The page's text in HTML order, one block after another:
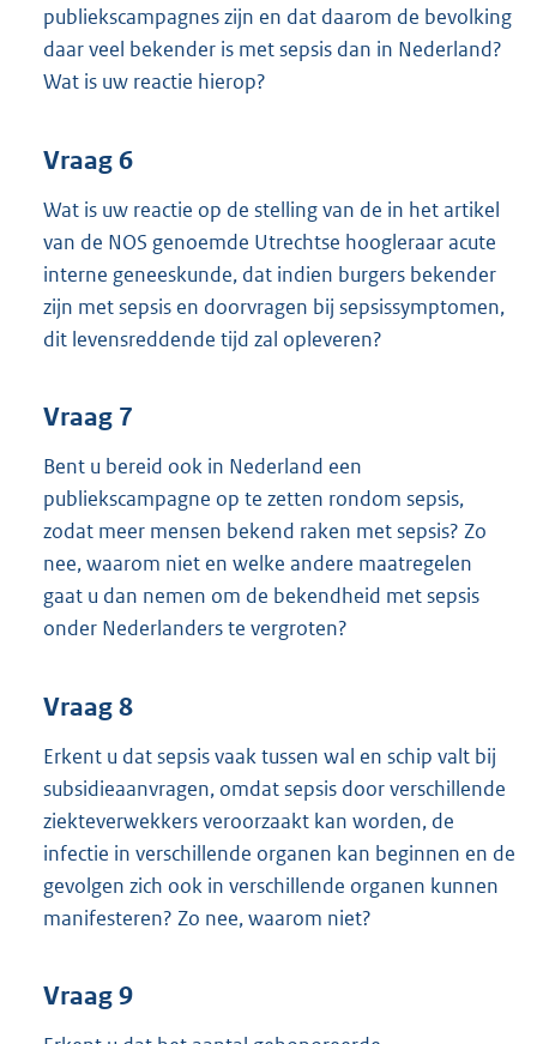
publiekscampagnes zijn en dat daarom de bevolking
daar veel bekender is met sepsis dan in Nederland?
Wat is uw reactie hierop?
Vraag 6
Wat is uw reactie op de stelling van de in het artikel
van de NOS genoemde Utrechtse hoogleraar acute
interne geneeskunde, dat indien burgers bekender
zijn met sepsis en doorvragen bij sepsissymptomen,
dit levensreddende tijd zal opleveren?
Vraag 7
Bent u bereid ook in Nederland een
publiekscampagne op te zetten rondom sepsis,
zodat meer mensen bekend raken met sepsis? Zo
nee, waarom niet en welke andere maatregelen
gaat u dan nemen om de bekendheid met sepsis
onder Nederlanders te vergroten?
Vraag 8
Erkent u dat sepsis vaak tussen wal en schip valt bij
subsidieaanvragen, omdat sepsis door verschillende
ziekteverwekkers veroorzaakt kan worden, de
infectie in verschillende organen kan beginnen en de
gevolgen zich ook in verschillende organen kunnen
manifesteren? Zo nee, waarom niet?
Vraag 9